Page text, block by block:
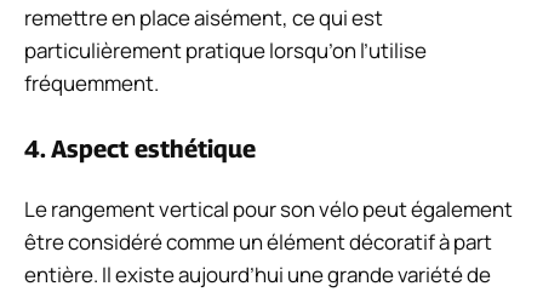
remettre en place aisément, ce qui est
particulièrement pratique lorsqu’on l’utilise
fréquemment.
4. Aspect esthétique
Le rangement vertical pour son vélo peut également
être considéré comme un élément décoratif à part
entière. Il existe aujourd’hui une grande variété de